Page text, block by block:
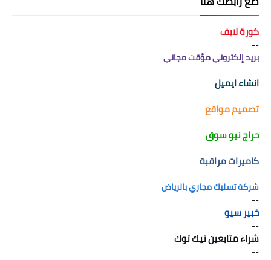
كورة لايف
--
بريد إلكتروني مؤقت مجاني
--
انشاء ايميل
--
تصميم مواقع
--
حراج نيو سوق
--
كاميرات مراقبة
--
شركة تسليك مجاري بالرياض
--
خبير سيو
--
شراء متابعين تيك توك
--